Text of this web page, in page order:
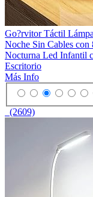
Go?rvitor Táctil
Noche Sin Cables
Nocturna Led Infantil
Escritorio
Más Info
(2609)